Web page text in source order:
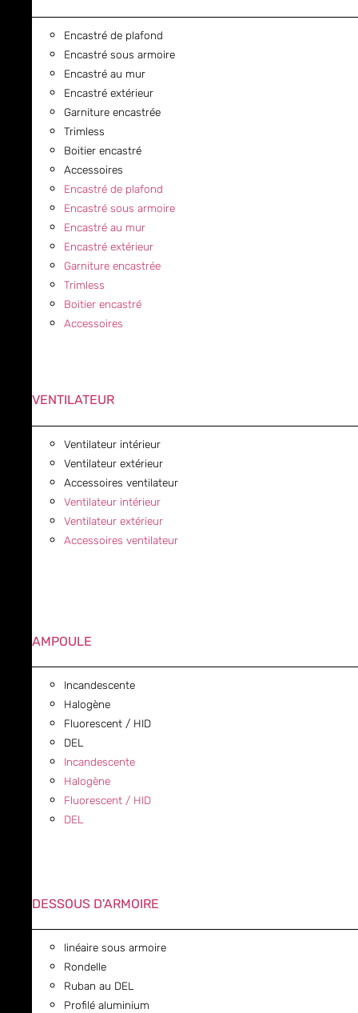
Encastré de plafond
Encastré sous armoire
Encastré au mur
Encastré extérieur
Garniture encastrée
Trimless
Boitier encastré
Accessoires
Encastré de plafond
Encastré sous armoire
Encastré au mur
Encastré extérieur
Garniture encastrée
Trimless
Boitier encastré
Accessoires
VENTILATEUR
Ventilateur intérieur
Ventilateur extérieur
Accessoires ventilateur
Ventilateur intérieur
Ventilateur extérieur
Accessoires ventilateur
AMPOULE
Incandescente
Halogène
Fluorescent / HID
DEL
Incandescente
Halogène
Fluorescent / HID
DEL
DESSOUS D'ARMOIRE
linéaire sous armoire
Rondelle
Ruban au DEL
Profilé aluminium